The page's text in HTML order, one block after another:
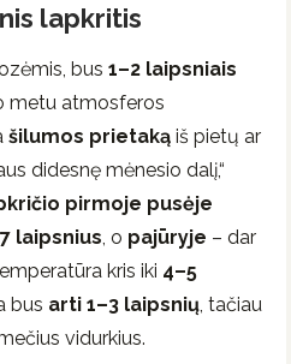
lapkritis
bus 1–2 laipsniais
metu atmosferos
šilumos prietaką iš pietų ar
didesnę mėnesio dalį,“
pirmoje pusėje
laipsnius , o pajūryje – dar
kris iki 4–5
bus arti 1–3 laipsnių , tačiau
vidurkius.